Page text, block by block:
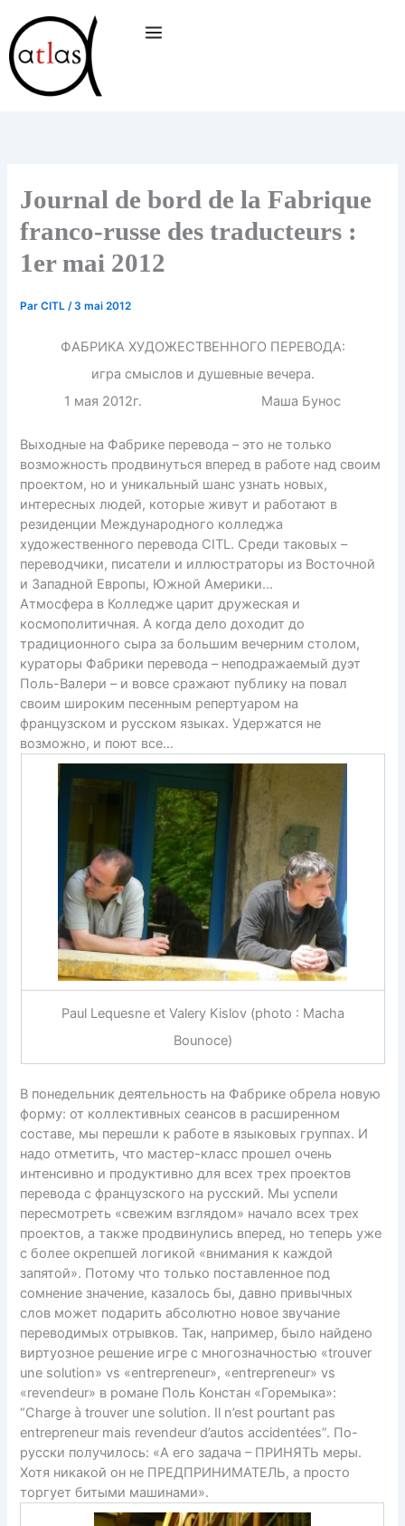
au
contenu
Journal de bord de la Fabrique
franco-russe des traducteurs :
1er mai 2012
ParCITL/3 mai 2012
ФАБРИКА ХУДОЖЕСТВЕННОГО ПЕРЕВОДА:
игра смыслов и душевные вечера.
1 мая 2012г. Маша Бунос
Выходные на Фабрике перевода – это не только
возможность продвинуться вперед в работе над своим
проектом, но и уникальный шанс узнать новых,
интересных людей, которые живут и работают в
резиденции Международного колледжа
художественного перевода CITL. Среди таковых –
переводчики, писатели и иллюстраторы из Восточной
и Западной Европы, Южной Америки…
Атмосфера в Колледже царит дружеская и
космополитичная. А когда дело доходит до
традиционного сыра за большим вечерним столом,
кураторы Фабрики перевода – неподражаемый дуэт
Поль-Валери – и вовсе сражают публику на повал
своим широким песенным репертуаром на
французском и русском языках. Удержатся не
возможно, и поют все…
Paul Lequesne et Valery Kislov (photo : Macha
Bounoce)
В понедельник деятельность на Фабрике обрела новую
форму: от коллективных сеансов в расширенном
составе, мы перешли к работе в языковых группах. И
надо отметить, что мастер-класс прошел очень
интенсивно и продуктивно для всех трех проектов
перевода с французского на русский. Мы успели
пересмотреть «свежим взглядом» начало всех трех
проектов, а также продвинулись вперед, но теперь уже
с более окрепшей логикой «внимания к каждой
запятой». Потому что только поставленное под
сомнение значение, казалось бы, давно привычных
слов может подарить абсолютно новое звучание
переводимых отрывков. Так, например, было найдено
виртуозное решение игре с многозначностью «trouver
une solution» vs «entrepreneur», «entrepreneur» vs
«revendeur» в романе Поль Констан «Горемыка»:
“Charge à trouver une solution. Il n’est pourtant pas
entrepreneur mais revendeur d’autos accidentées”. По-
русски получилось: «А его задача – ПРИНЯТЬ меры.
Хотя никакой он не ПРЕДПРИНИМАТЕЛЬ, а просто
торгует битыми машинами».